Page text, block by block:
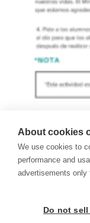
El siguiente plan de
© 1999-2026
About cookies
We use cookies to
performance and
advertisements only
Do not